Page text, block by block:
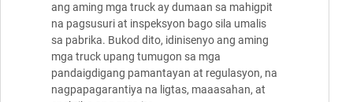
ang aming mga truck ay dumaan sa mahigpit
na pagsusuri at inspeksyon bago sila umalis
sa pabrika. Bukod dito, idinisenyo ang aming
mga truck upang tumugon sa mga
pandaigdigang pamantayan at regulasyon, na
nagpapagarantiya na ligtas, maaasahan, at